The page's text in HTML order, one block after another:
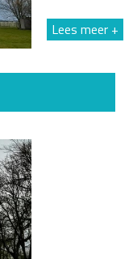
Lees meer +